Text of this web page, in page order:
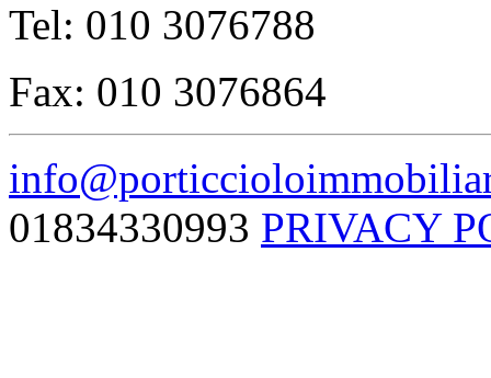
Tel: 010 3076788
Fax: 010 3076864
01834330993 PRIVACY